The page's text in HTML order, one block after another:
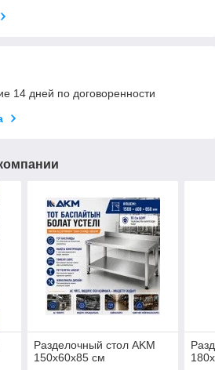
14 дней по договоренности
Разделочный стол AKM
150x60x85 см